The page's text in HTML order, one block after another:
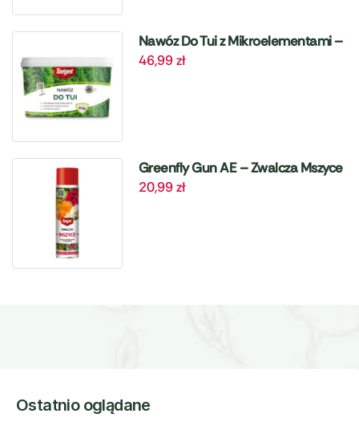
Nawóz Do Tui z Mikroelementami –
4 kg Target
46,99zł
Greenfly Gun AE – Zwalcza Mszyce
– 405 ml Target
20,99zł
Ostatnio oglądane